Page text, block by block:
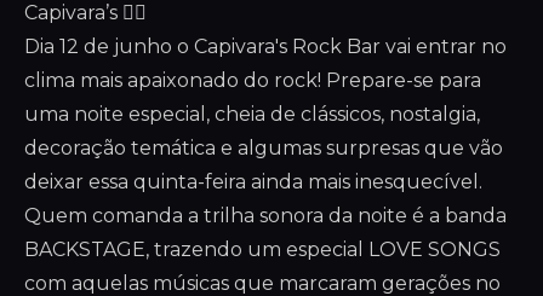
Capivara’s ❤️‍🔥
Dia 12 de junho o Capivara's Rock Bar vai entrar no
clima mais apaixonado do rock! Prepare-se para
uma noite especial, cheia de clássicos, nostalgia,
decoração temática e algumas surpresas que vão
deixar essa quinta-feira ainda mais inesquecível.
Quem comanda a trilha sonora da noite é a banda
BACKSTAGE, trazendo um especial LOVE SONGS
com aquelas músicas que marcaram gerações no